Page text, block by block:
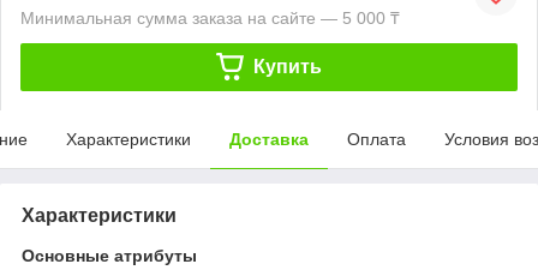
Минимальная сумма заказа на сайте — 5 000 ₸
Купить
Характеристики Доставка Оплата Условия
Характеристики
Основные атрибуты